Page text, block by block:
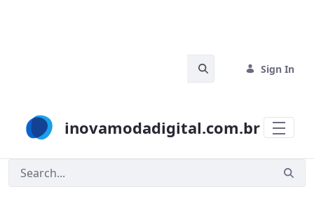
Sign In
inovamodadigital.com.br
Search